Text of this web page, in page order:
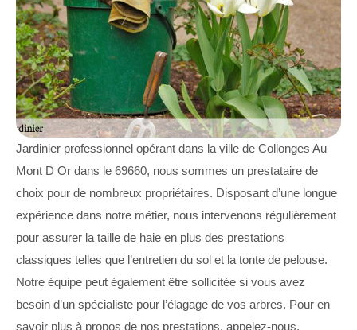
Jardinier professionnel opérant dans la ville de Collonges Au
Mont D Or dans le 69660, nous sommes un prestataire de
choix pour de nombreux propriétaires. Disposant d’une longue
expérience dans notre métier, nous intervenons régulièrement
pour assurer la taille de haie en plus des prestations
classiques telles que l’entretien du sol et la tonte de pelouse.
Notre équipe peut également être sollicitée si vous avez
besoin d’un spécialiste pour l’élagage de vos arbres. Pour en
savoir plus à propos de nos prestations, appelez-nous.